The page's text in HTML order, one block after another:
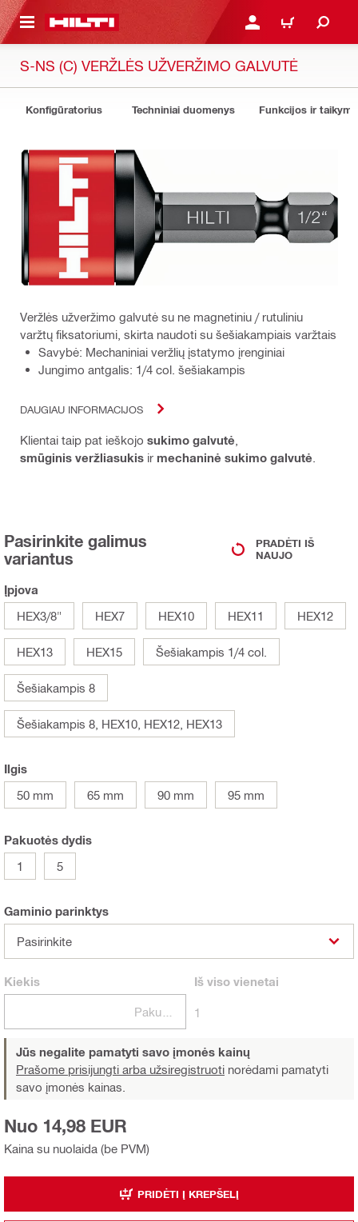
TURINIO PRISIJUNGTI ARBA
PIRKINIŲ
S-NS (C) VERŽLĖS UŽVERŽIMO GALVUTĖ
Konfigūratorius Techniniai duomenys Funkcijos ir
Veržlės užveržimo galvutė su ne magnetiniu / rutuliniu
varžtų fiksatoriumi, skirta naudoti su šešiakampiais varžtais
Savybė: Mechaniniai veržlių įstatymo įrenginiai
Jungimo antgalis: 1/4 col. šešiakampis
DAUGIAU INFORMACIJOS
Klientai taip pat ieškojo sukimo galvutė
smūginis veržliasukis ir mechaninė sukimo galvutė
Pasirinkite galimus
variantus
PRADĖTI IŠ
NAUJO
Įpjova
HEX3/8"
HEX7 HEX10 HEX11 HEX12
HEX13 HEX15 Šešiakampis 1/4 col.
Šešiakampis 8
Šešiakampis 8, HEX10, HEX12, HEX13
Ilgis
50 mm
65 mm 90 mm 95 mm
Pakuotės dydis
1
5
Gaminio parinktys
Pasirinkite
Kiekis
Pakuotės
Iš visovienetai
1
Jūs negalite pamatyti savo įmonės kainų
Prašome prisijungti arba užsiregistruoti norėdami pamatyti
savo įmonės kainas.
Kaina su nuolaida (be PVM)
Nuo 14,98 EUR
PRIDĖTI Į KREPŠELĮ